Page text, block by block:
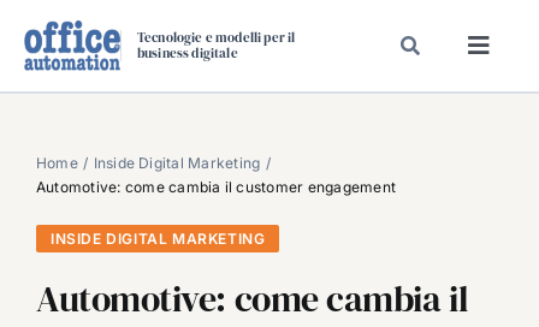
Tecnologie e modelli per il
business digitale
SPECIAL PAPER
DAL MERCATO
CARRIERE
Home
Inside Digital Marketing
Automotive: come cambia il customer engagement
INSIDE DIGITAL MARKETING
Automotive: come cambia il